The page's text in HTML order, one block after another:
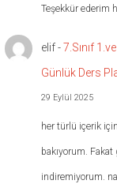
Teşekkür ederim
elif-7.Sınıf
Günlük Ders
29 Eylül 2025
her türlü içerik
bakıyorum.
indiremiyorum.